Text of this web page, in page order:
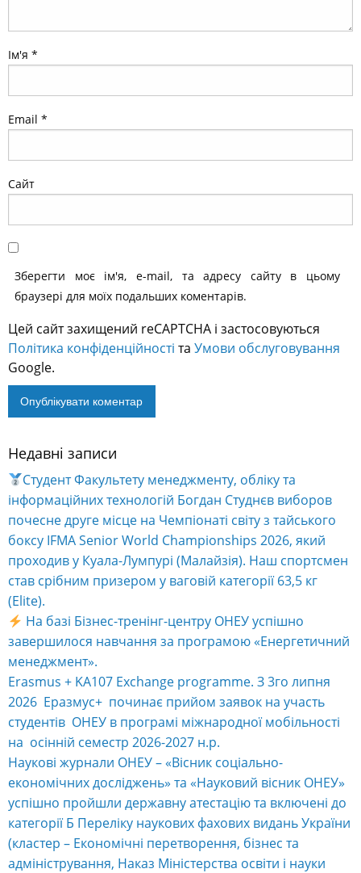
Ім'я *
Email *
Сайт
Зберегти моє ім'я, e-mail, та адресу сайту в цьому
браузері для моїх подальших коментарів.
Цей сайт захищений reCAPTCHA і застосовуються
Політика конфіденційності та Умови обслуговування
Google.
Alternative:
Недавні записи
Студент Факультету менеджменту, обліку та
інформаційних технологій Богдан Студнєв виборов
почесне друге місце на Чемпіонаті світу з тайського
боксу IFMA Senior World Championships 2026, який
проходив у Куала-Лумпурі (Малайзія). Наш спортсмен
став срібним призером у ваговій категорії 63,5 кг
(Elite).
На базі Бізнес-тренінг-центру ОНЕУ успішно
завершилося навчання за програмою «Енергетичний
менеджмент».
Erasmus + KA107 Exchange programme. З 3го липня
2026 Еразмус+ починає прийом заявок на участь
студентів ОНЕУ в програмі міжнародної мобільності
на осінній семестр 2026-2027 н.р.
Наукові журнали ОНЕУ – «Вісник соціально-
економічних досліджень» та «Науковий вісник ОНЕУ»
успішно пройшли державну атестацію та включені до
категорії Б Переліку наукових фахових видань України
(кластер – Економічні перетворення, бізнес та
адміністрування, Наказ Міністерства освіти і науки